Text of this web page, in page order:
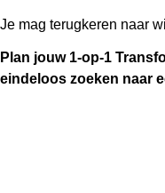
Je mag terugkeren naar
Plan jouw 1-op-1
eindeloos zoeken naar